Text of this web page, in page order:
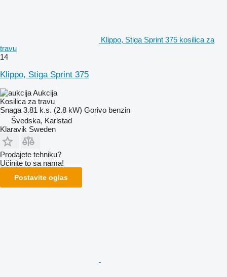
Klippo, Stiga Sprint 375 kosilica za
travu
14
Klippo, Stiga Sprint 375
Aukcija
Kosilica za travu
Snaga 3.81 k.s. (2.8 kW) Gorivo benzin
Švedska, Karlstad
Klaravik Sweden
Prodajete tehniku?
Učinite to sa nama!
Postavite oglas